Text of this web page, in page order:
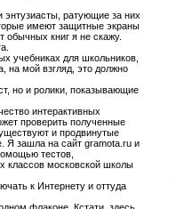
энтузиасты, ратующие за них
имеют защитные экраны
обычных книг я не скажу.
учебниках для школьников,
на мой взгляд, это должно
но и ролики, показывающие
интерактивных
проверить полученные
и продвинутые
Я зашла на сайт gramota.ru и
тестов,
классов московской школы
к Интернету и оттуда